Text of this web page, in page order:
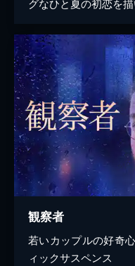
グなひと夏の初恋を
観察者
若いカップルの好奇
ィックサスペンス